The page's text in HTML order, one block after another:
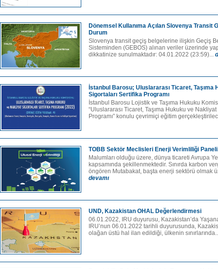
Dönemsel Kullanıma Açılan Slovenya Transit
Durum
Slovenya transit geçiş belgelerine ilişkin Geçiş
Sisteminden (GEBOS) alınan veriler üzerinde
dikkatinize sunulmaktadır: 04.01.2022 (23:59)...
İstanbul Barosu; Uluslararası Ticaret, Taşıma
Sigortaları Sertifika Programı
İstanbul Barosu Lojistik ve Taşıma Hukuku
“Uluslararası Ticaret, Taşıma Hukuku ve
Programı” konulu çevrimiçi eğitim
TOBB Sektör Meclisleri Enerji Verimliliği
Malumları olduğu üzere, dünya ticareti Avrupa
kapsamında şekillenmektedir. Sınırda karbon
öngören Mutabakat, başta enerji sektörü olmak
devamı
UND, Kazakistan OHAL Değerlendirmesi
06.01.2022, IRU duyurusu, Kazakistan’da
IRU’nun 06.01.2022 tarihli duyurusunda,
olağan üstü hal ilan edildiği, ülkenin